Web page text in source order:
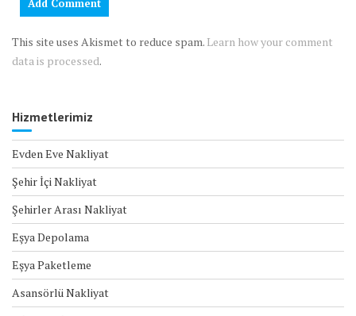
This site uses Akismet to reduce spam. Learn how your comment
data is processed.
Hizmetlerimiz
Evden Eve Nakliyat
Şehir İçi Nakliyat
Şehirler Arası Nakliyat
Eşya Depolama
Eşya Paketleme
Asansörlü Nakliyat